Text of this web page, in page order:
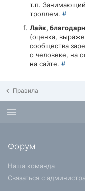
т.п.
троллем. #
Лайк,
(оценка,
сообщества
о человеке, на
на сайте. #
Правила
Форум
Наша команда
Связаться с